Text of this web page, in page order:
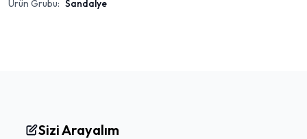
Ürün Grubu: Sandalye
Sizi Arayalım